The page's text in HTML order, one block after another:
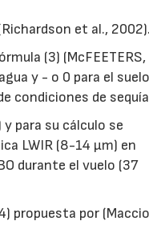
et al., 2002).
(3) (McFEETERS,
y - o 0 para el
condiciones de
para su cálculo se
LWIR (8-14 µm) en
durante el vuelo (37
propuesta por